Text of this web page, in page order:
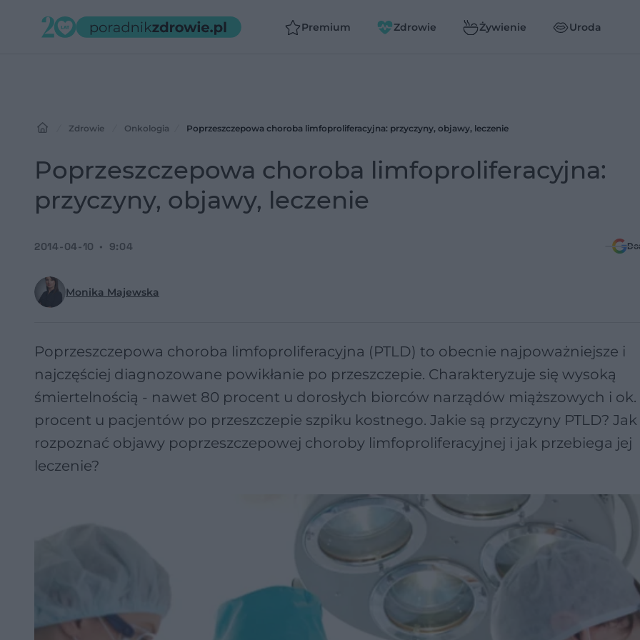
Premium Zdrowie Żywienie Uroda
Zdrowie Onkologia Poprzeszczepowa choroba limfoproliferacyjna: przyczyny, objawy, leczenie
Poprzeszczepowa choroba limfoproliferacyjna:
przyczyny, objawy, leczenie
Monika Majewska
2014-04-10 9:04
Poprzeszczepowa choroba limfoproliferacyjna (PTLD) to obecnie najpoważniejsze i
najczęściej diagnozowane powikłanie po przeszczepie. Charakteryzuje się wysoką
śmiertelnością - nawet 80 procent u dorosłych biorców narządów miąższowych i ok.
procent u pacjentów po przeszczepie szpiku kostnego. Jakie są przyczyny PTLD? Jak
rozpoznać objawy poprzeszczepowej choroby limfoproliferacyjnej i jak przebiega jej
leczenie?